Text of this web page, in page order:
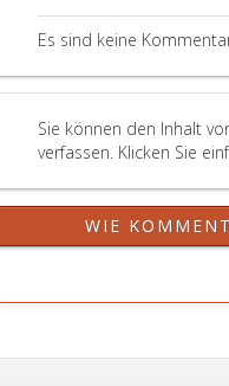
Es sind keine
Sie können den Inhalt
verfassen. Klicken Sie
WIE